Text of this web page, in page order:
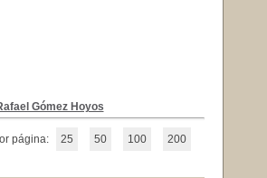
Gómez Hoyos
página: 25 50 100 200